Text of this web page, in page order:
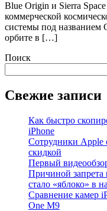
Blue Origin и Sierra
коммерческой
системы под названием
орбите в […]
Поиск
Свежие записи
Как быстро
iPhone
Сотрудники Apple
скидкой
Первый
Причиной
стало «яблоко» в
Cравнение камер
One M9